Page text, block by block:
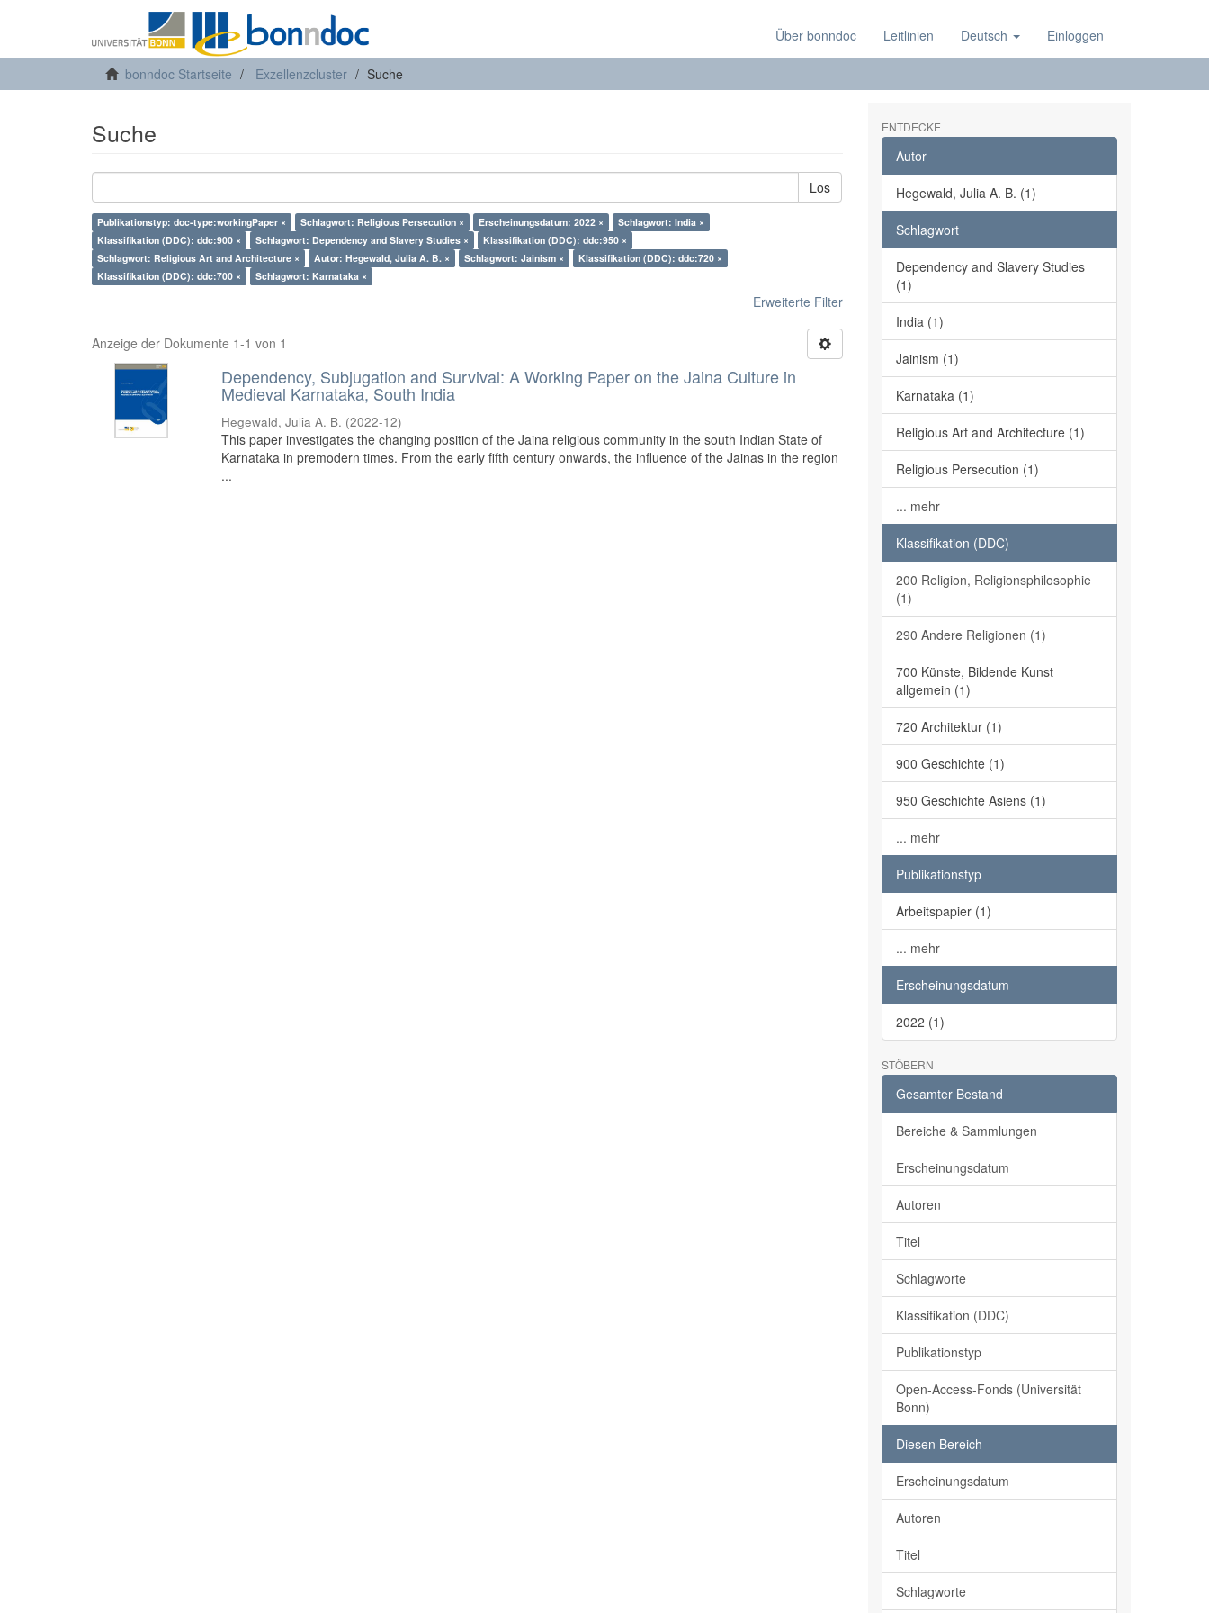
Über bonndoc Leitlinien Deutsch Einloggen
bonndoc Startseite Exzellenzcluster Suche
Suche
Los
Publikationstyp: doc-type:workingPaper × Schlagwort: Religious Persecution × Erscheinungsdatum: 2022 ×
Schlagwort: India ×
Klassifikation (DDC): ddc:900 ×
Schlagwort: Dependency and Slavery Studies ×
Klassifikation (DDC): ddc:950 ×
Schlagwort: Religious Art and Architecture ×
Autor: Hegewald, Julia A. B. × Schlagwort: Jainism ×
Klassifikation (DDC): ddc:720 ×
Klassifikation (DDC): ddc:700 ×
Schlagwort: Karnataka ×
Erweiterte Filter
Anzeige der Dokumente 1-1 von 1
Dependency, Subjugation and Survival: A Working Paper on the Jaina Culture in
Medieval Karnataka, South India
Hegewald, Julia A. B. (2022-12)
This paper investigates the changing position of the Jaina religious community in the south Indian State of
Karnataka in premodern times. From the early fifth century onwards, the influence of the Jainas in the region
...
ENTDECKE
Autor
Hegewald, Julia A. B. (1)
Schlagwort
Dependency and Slavery Studies
(1)
India (1)
Jainism (1)
Karnataka (1)
Religious Art and Architecture (1)
Religious Persecution (1)
... mehr
Klassifikation (DDC)
200 Religion, Religionsphilosophie
(1)
290 Andere Religionen (1)
700 Künste, Bildende Kunst
allgemein (1)
720 Architektur (1)
900 Geschichte (1)
950 Geschichte Asiens (1)
... mehr
Publikationstyp
Arbeitspapier (1)
... mehr
Erscheinungsdatum
2022 (1)
STÖBERN
Gesamter Bestand
Bereiche & Sammlungen
Erscheinungsdatum
Autoren
Titel
Schlagworte
Klassifikation (DDC)
Publikationstyp
Open-Access-Fonds (Universität
Bonn)
Diesen Bereich
Erscheinungsdatum
Autoren
Titel
Schlagworte